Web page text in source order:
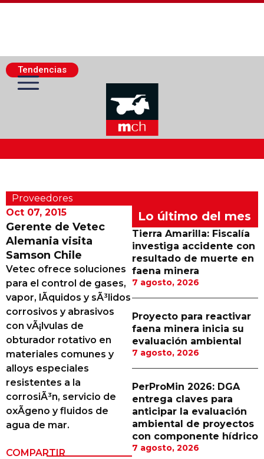
Tendencias
Actualidad Minera
Minería Superficie
Minerí­a Subterránea
Proveedores
Canal Digital
Columnas de Opinión
Designaciones
Calendario de Eventos
Revistas Digital
Siguenos
Proveedores
Oct 07, 2015
Gerente de Vetec
Alemania visita
Samson Chile
Vetec ofrece soluciones
para el control de gases,
vapor, lÃ­quidos y sÃ³lidos
corrosivos y abrasivos
con vÃ¡lvulas de
obturador rotativo en
materiales comunes y
alloys especiales
resistentes a la
corrosiÃ³n, servicio de
oxÃ­geno y fluidos de
agua de mar.
COMPARTIR
Lo último del mes
Tierra Amarilla: Fiscalía
investiga accidente con
resultado de muerte en
faena minera
7 agosto, 2026
Proyecto para reactivar
faena minera inicia su
evaluación ambiental
7 agosto, 2026
PerProMin 2026: DGA
entrega claves para
anticipar la evaluación
ambiental de proyectos
con componente hídrico
7 agosto, 2026